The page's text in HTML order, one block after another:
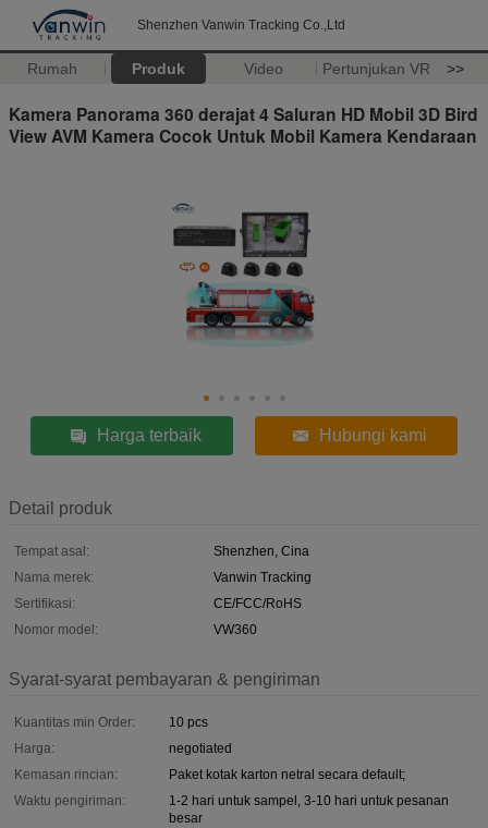
Shenzhen Vanwin Tracking Co.,Ltd
Rumah Produk Video Pertunjukan VR >>
Kamera Panorama 360 derajat 4 Saluran HD Mobil 3D Bird
View AVM Kamera Cocok Untuk Mobil Kamera Kendaraan
Harga terbaik Hubungi kami
Detail produk
Tempat asal:
Shenzhen, Cina
Nama merek:
Vanwin Tracking
Sertifikasi:
CE/FCC/RoHS
Nomor model:
VW360
Syarat-syarat pembayaran & pengiriman
Kuantitas min Order:
10 pcs
Harga:
negotiated
Kemasan rincian:
Paket kotak karton netral secara default;
Waktu pengiriman:
1-2 hari untuk sampel, 3-10 hari untuk pesanan
besar